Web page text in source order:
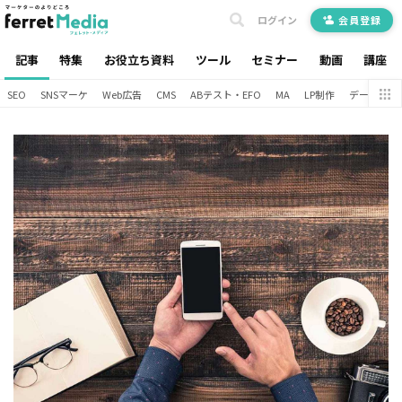
記事 特集 お役立ち資料 ツール セミナー 動画 講座
ログイン 会員登録
SEO SNSマーケ Web広告 CMS ABテスト・EFO MA LP制作 データ分析